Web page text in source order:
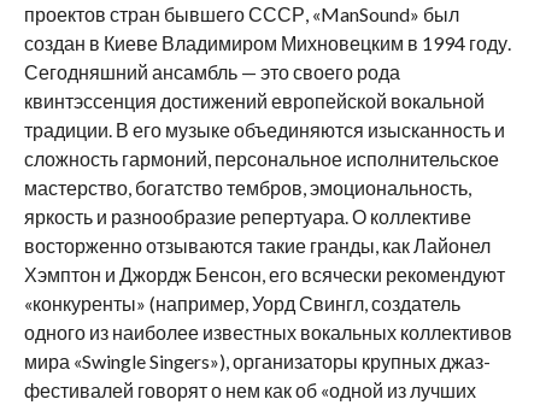
проектов стран бывшего СССР, «ManSound» был
создан в Киеве Владимиром Михновецким в 1994 году.
Сегодняшний ансамбль — это своего рода
квинтэссенция достижений европейской вокальной
традиции. В его музыке объединяются изысканность и
сложность гармоний, персональное исполнительское
мастерство, богатство тембров, эмоциональность,
яркость и разнообразие репертуара. О коллективе
восторженно отзываются такие гранды, как Лайонел
Хэмптон и Джордж Бенсон, его всячески рекомендуют
«конкуренты» (например, Уорд Свингл, создатель
одного из наиболее известных вокальных коллективов
мира «Swingle Singers»), организаторы крупных джаз-
фестивалей говорят о нем как об «одной из лучших